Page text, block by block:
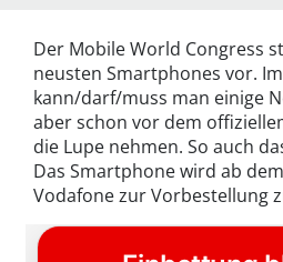
Der Mobile World Congress
neusten Smartphones vor.
kann/darf/muss man einige
aber schon vor dem
die Lupe nehmen. So auch
Das Smartphone wird ab
Vodafone zur Vorbestellung